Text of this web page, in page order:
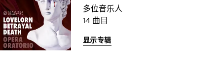
多位音乐人
14 曲目
显示专辑